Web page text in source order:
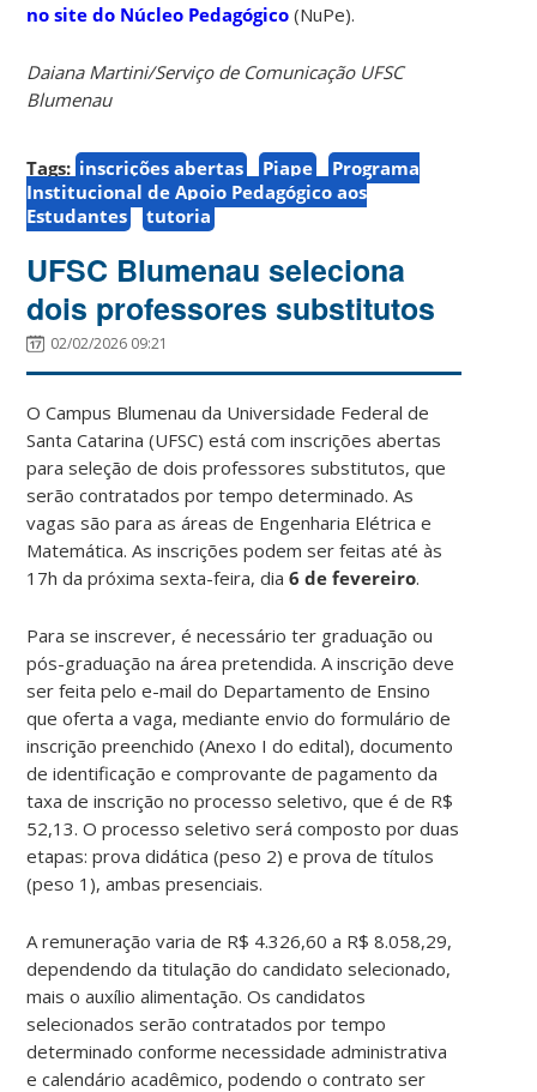
no site do Núcleo Pedagógico (NuPe).
Daiana Martini/Serviço de Comunicação UFSC
Blumenau
Tags: inscrições abertas Piape
Programa
Institucional de Apoio Pedagógico aos
Estudantes
tutoria
UFSC Blumenau seleciona
dois professores substitutos
02/02/2026 09:21
O Campus Blumenau da Universidade Federal de
Santa Catarina (UFSC) está com inscrições abertas
para seleção de dois professores substitutos, que
serão contratados por tempo determinado. As
vagas são para as áreas de Engenharia Elétrica e
Matemática. As inscrições podem ser feitas até às
17h da próxima sexta-feira, dia6 de fevereiro.
Para se inscrever, é necessário ter graduação ou
pós-graduação na área pretendida. A inscrição deve
ser feita pelo e-mail do Departamento de Ensino
que oferta a vaga, mediante envio do formulário de
inscrição preenchido (Anexo I do edital), documento
de identificação e comprovante de pagamento da
taxa de inscrição no processo seletivo, que é de R$
52,13. O processo seletivo será composto por duas
etapas: prova didática (peso 2) e prova de títulos
(peso 1), ambas presenciais.
A remuneração varia de R$ 4.326,60 a R$ 8.058,29,
dependendo da titulação do candidato selecionado,
mais o auxílio alimentação. Os candidatos
selecionados serão contratados por tempo
determinado conforme necessidade administrativa
e calendário acadêmico, podendo o contrato ser